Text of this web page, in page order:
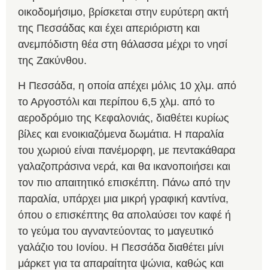
οικοδομήσιμο, βρίσκεται στην ευρύτερη ακτή
της Πεσσάδας και έχει απεριόριστη και
ανεμπόδιστη θέα στη θάλασσα μέχρι το νησί
της Ζακύνθου.
Η Πεσσάδα, η οποία απέχει μόλις 10 χλμ. από
το Αργοστόλι και περίπου 6,5 χλμ. από το
αεροδρόμιο της Κεφαλονιάς, διαθέτει κυρίως
βίλες και ενοικιαζόμενα δωμάτια. Η παραλία
του χωριού είναι πανέμορφη, με πεντακάθαρα
γαλαζοπράσινα νερά, και θα ικανοποιήσει και
τον πιο απαιτητικό επισκέπτη. Πάνω από την
παραλία, υπάρχει μια μικρή γραφική καντίνα,
όπου ο επισκέπτης θα απολαύσει τον καφέ ή
το γεύμα του αγναντεύοντας το μαγευτικό
γαλάζιο του Ιονίου. Η Πεσσάδα διαθέτει μίνι
μάρκετ για τα απαραίτητα ψώνια, καθώς και